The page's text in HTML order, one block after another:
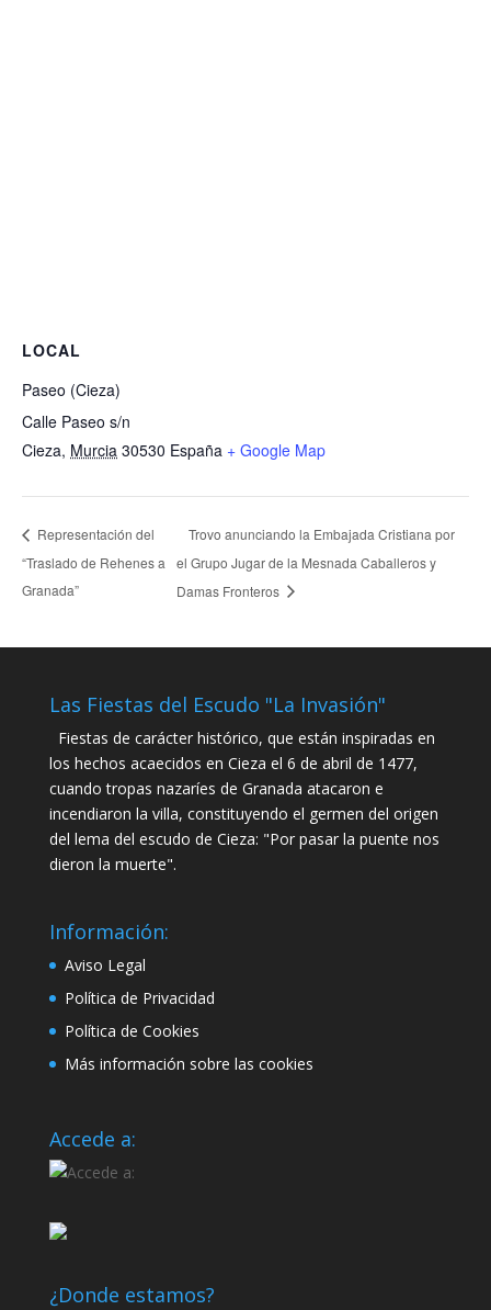
LOCAL
Paseo (Cieza)
Calle Paseo s/n
Cieza, Murcia 30530 España + Google Map
Representación del
“Traslado de Rehenes a
Granada”
Trovo anunciando la Embajada Cristiana por
el Grupo Jugar de la Mesnada Caballeros y
Damas Fronteros
Las Fiestas del Escudo "La Invasión"
Fiestas de carácter histórico, que están inspiradas en
los hechos acaecidos en Cieza el 6 de abril de 1477,
cuando tropas nazaríes de Granada atacaron e
incendiaron la villa, constituyendo el germen del origen
del lema del escudo de Cieza: "Por pasar la puente nos
dieron la muerte".
Información:
Aviso Legal
Política de Privacidad
Política de Cookies
Más información sobre las cookies
Accede a:
¿Donde estamos?